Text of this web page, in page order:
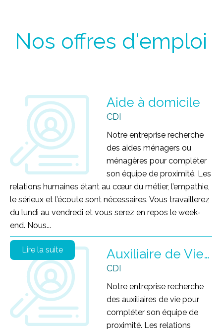
All Services Limoges -
Nos offres d'emploi
Aide à domicile
CDI
Notre entreprise recherche
des aides ménagers ou
ménagères pour compléter
son équipe de proximité. Les
relations humaines étant au cœur du métier, l’empathie,
le sérieux et l’écoute sont nécessaires. Vous travaillerez
du lundi au vendredi et vous serez en repos le week-
end. Nous...
Lire la suite Auxiliaire de Vie Sociale -AVS-
CDI
Notre entreprise recherche
des auxiliaires de vie pour
compléter son équipe de
proximité. Les relations